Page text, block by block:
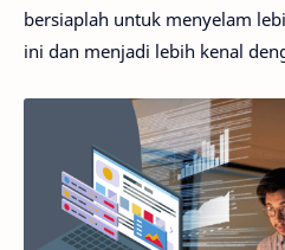
bersiaplah untuk menyelam
ini dan menjadi lebih kenal